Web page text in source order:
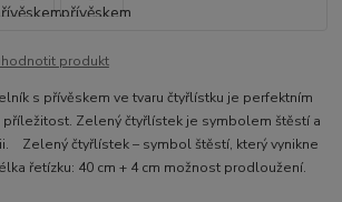
produkt
s přívěskem ve tvaru čtyřlístku je perfektním
Zelený čtyřlístek je symbolem štěstí a
Zelený čtyřlístek – symbol štěstí, který vynikne
řetízku: 40 cm + 4 cm možnost prodloužení.